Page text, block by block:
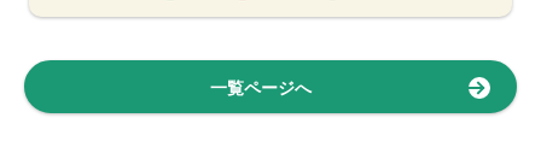
一覧ページへ